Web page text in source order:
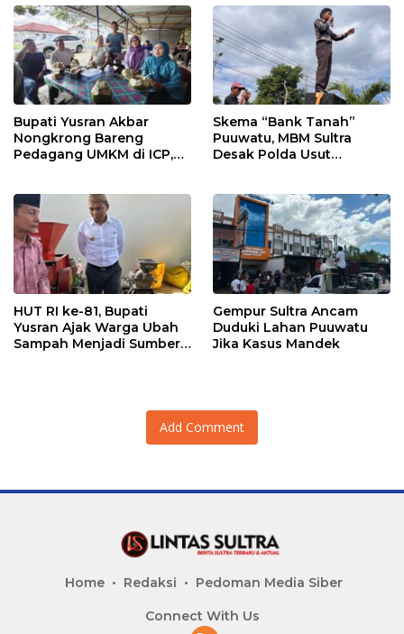
Bupati Yusran Akbar
Nongkrong Bareng
Pedagang UMKM di ICP,
Kerakyatan
Skema “Bank Tanah”
Puuwatu, MBM Sultra
Desak Polda Usut
HUT RI ke-81, Bupati
Yusran Ajak Warga Ubah
Sampah Menjadi Sumber
Gempur Sultra Ancam
Duduki Lahan Puuwatu
Jika Kasus Mandek
Add Comment
Home Redaksi Pedoman Media Siber
Connect With Us